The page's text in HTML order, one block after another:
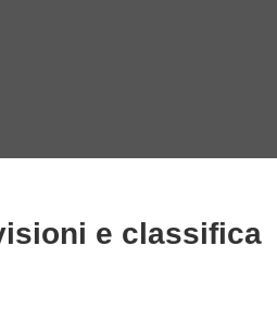
e classifica